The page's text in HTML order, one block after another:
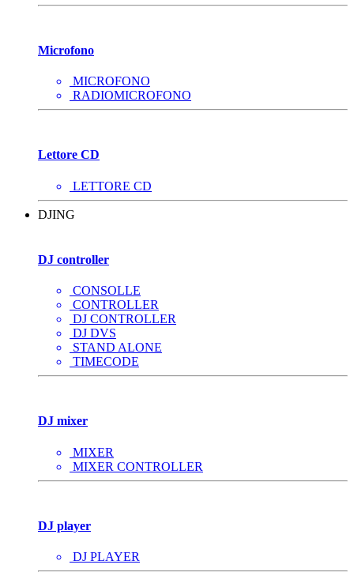
Microfono
MICROFONO
RADIOMICROFONO
Lettore CD
LETTORE CD
DJING
DJ controller
CONSOLLE
CONTROLLER
DJ CONTROLLER
DJ DVS
STAND ALONE
TIMECODE
DJ mixer
MIXER
MIXER CONTROLLER
DJ player
DJ PLAYER